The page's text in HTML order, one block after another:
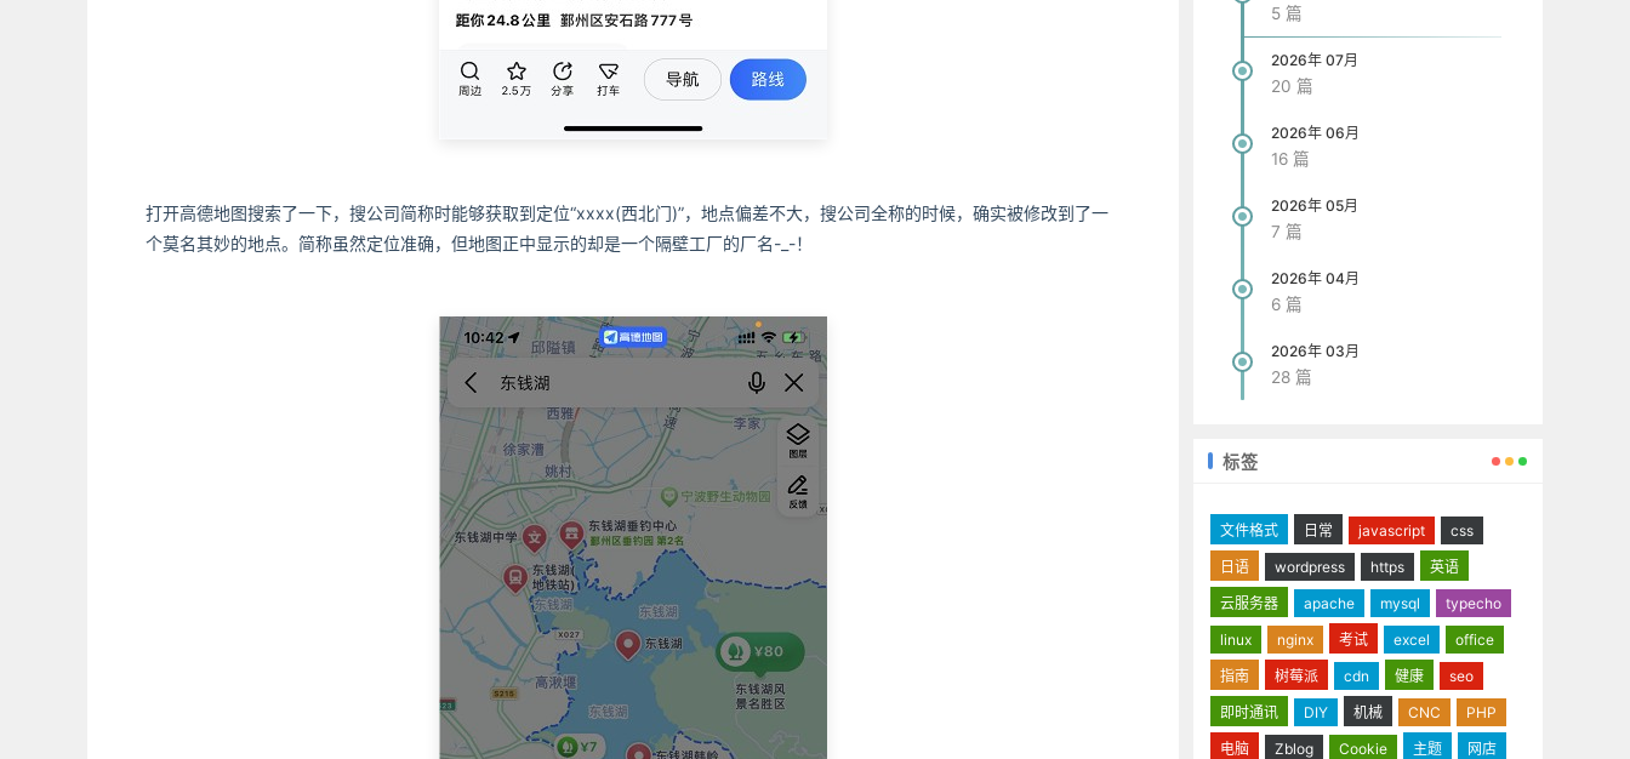
打开高德地图搜索了一下，搜公司简称时能够获取到定位“xxxx(西北门)”，地点偏差不大，搜公司全称的时候，确实被修改到了一
个莫名其妙的地点。简称虽然定位准确，但地图正中显示的却是一个隔壁工厂的厂名-_-！
5 篇
2026年 07月
20 篇
2026年 06月
16 篇
2026年 05月
7 篇
2026年 04月
6 篇
2026年 03月
28 篇
标签
文件格式 日常 javascript
css
日语
wordpress https
英语
云服务器
apache mysql
typecho
linux
nginx 考试 excel
office
指南
树莓派 cdn 健康
seo
即时通讯
DIY 机械 CNC
PHP
电脑
Zblog Cookie 主题
网店